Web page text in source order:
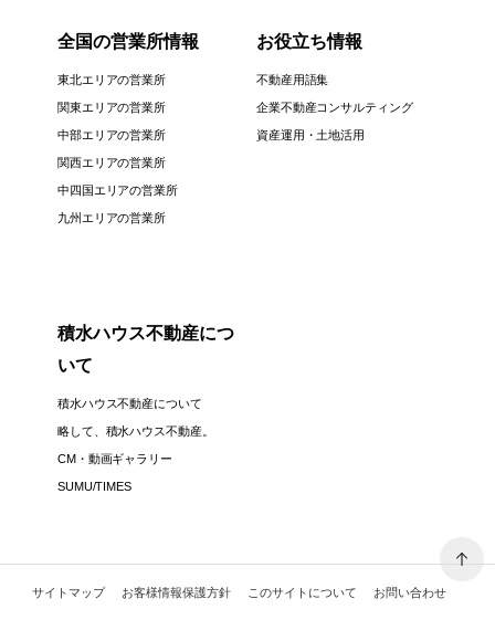
全国の営業所情報
東北エリアの営業所
関東エリアの営業所
中部エリアの営業所
関西エリアの営業所
中四国エリアの営業所
九州エリアの営業所
お役立ち情報
不動産用語集
企業不動産コンサルティング
資産運用・土地活用
積水ハウス不動産につ
いて
積水ハウス不動産について
略して、積水ハウス不動産。
CM・動画ギャラリー
SUMU/TIMES
サイトマップ お客様情報保護方針 このサイトについて お問い合わせ